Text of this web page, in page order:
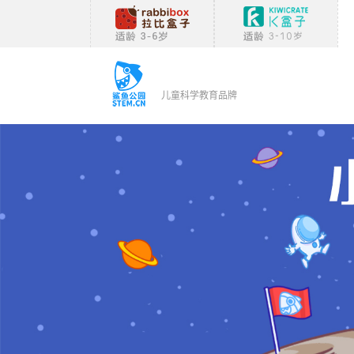
儿童科学教育品牌